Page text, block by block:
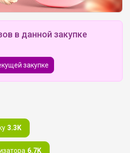
в данной закупке
закупке
3.3K
6.7K